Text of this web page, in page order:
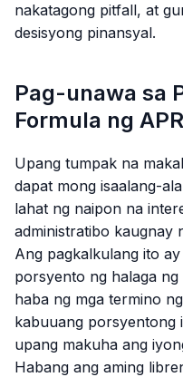
nakatagong pitfall, at
desisyong pinansyal.
Pag-unawa sa
Formula ng APR
Upang tumpak na
dapat mong isaalang-
lahat ng naipon na
administratibo kaugnay
Ang pagkalkulang ito
porsyento ng halaga
haba ng mga termino
kabuuang porsyentong
upang makuha ang
Habang ang aming